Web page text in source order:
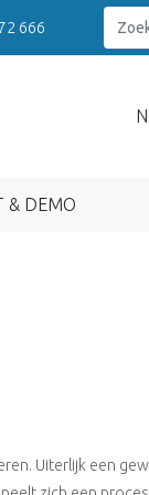
666
& DEMO
Uiterlijk een